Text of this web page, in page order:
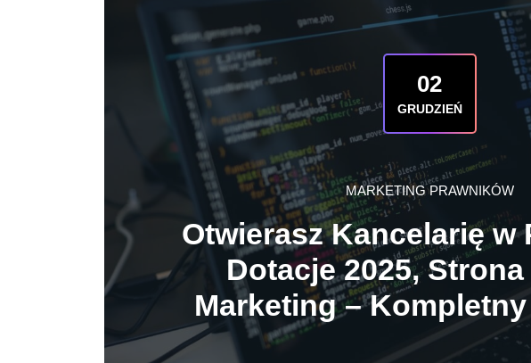
02
GRUDZIEŃ
MARKETING PRAWNIKÓW
Otwierasz Kancelarię w
Dotacje 2025, Strona
Marketing –